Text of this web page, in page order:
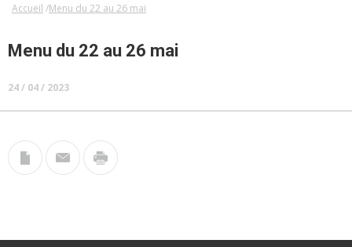
Accueil Menu du 22 au 26 mai
Menu du 22 au 26 mai
24 / 04 / 2023